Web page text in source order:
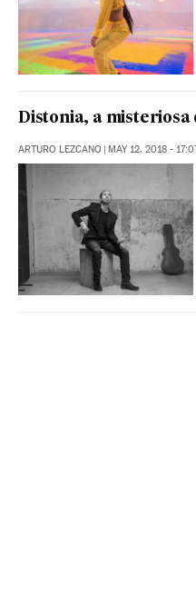
Distonia, a misteriosa
ARTURO LEZCANO | MAY 12, 2018 -